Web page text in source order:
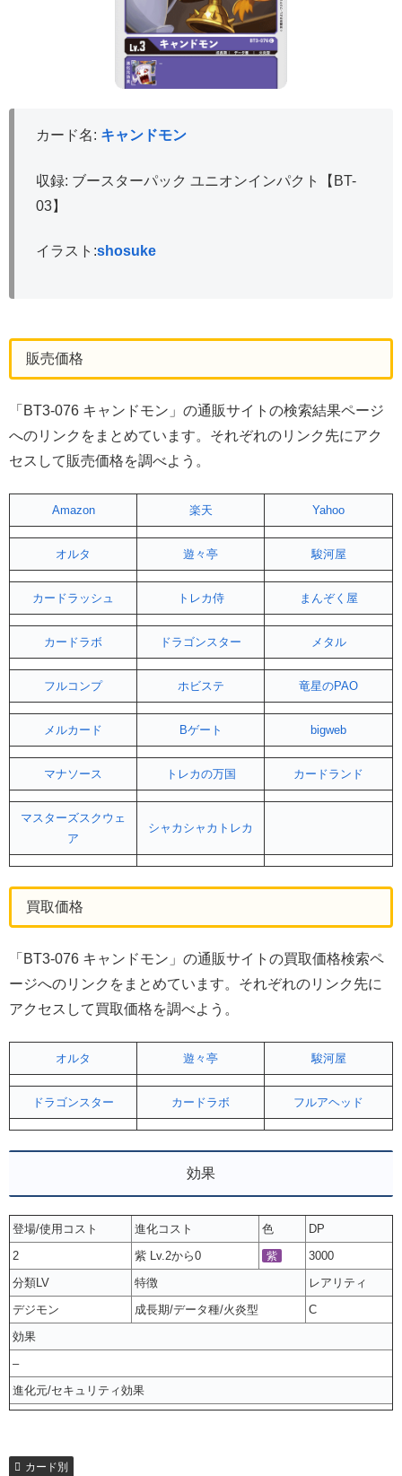
カード名: キャンドモン
収録: ブースターパック ユニオンインパクト【BT-
03】
イラスト:shosuke
販売価格
「BT3-076 キャンドモン」の通販サイトの検索結果ページ
へのリンクをまとめています。それぞれのリンク先にアク
セスして販売価格を調べよう。
Amazon 楽天 Yahoo
オルタ 遊々亭 駿河屋
カードラッシュ トレカ侍 まんぞく屋
カードラボ ドラゴンスター メタル
フルコンプ ホビステ 竜星のPAO
メルカード Bゲート bigweb
マナソース トレカの万国 カードランド
マスターズスクウェ
ア
シャカシャカトレカ
買取価格
「BT3-076 キャンドモン」の通販サイトの買取価格検索ペ
ージへのリンクをまとめています。それぞれのリンク先に
アクセスして買取価格を調べよう。
オルタ 遊々亭 駿河屋
ドラゴンスター カードラボ フルアヘッド
効果
登場/使用コスト 進化コスト 色
DP
2
紫 Lv.2から0 紫
3000
分類LV
特徴
レアリティ
デジモン
成長期/データ種/火炎型
C
効果
–
進化元/セキュリティ効果
カード別